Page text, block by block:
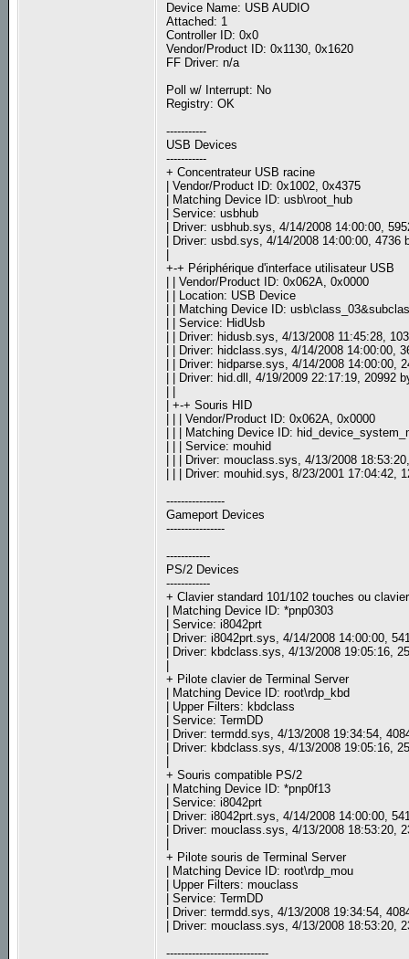
Device Name: USB AUDIO
Attached: 1
Controller ID: 0x0
Vendor/Product ID: 0x1130, 0x1620
FF Driver: n/a
Poll w/ Interrupt: No
Registry: OK
-----------
USB Devices
-----------
+ Concentrateur USB racine
| Vendor/Product ID: 0x1002, 0x4375
| Matching Device ID: usb\root_hub
| Service: usbhub
| Driver: usbhub.sys, 4/14/2008 14:00:00,
| Driver: usbd.sys, 4/14/2008 14:00:00, 4736
+-+ Périphérique d'interface utilisateur USB
| | Vendor/Product ID: 0x062A, 0x0000
| | Location: USB Device
| | Matching Device ID:
| | Service: HidUsb
| | Driver: hidusb.sys, 4/13/2008 11:45:28,
| | Driver: hidclass.sys, 4/14/2008 14:00:00,
| | Driver: hidparse.sys, 4/14/2008 14:00:00,
| | Driver: hid.dll, 4/19/2009 22:17:19, 20992
| +-+ Souris HID
| | | Vendor/Product ID: 0x062A, 0x0000
| | | Matching Device ID:
| | | Service: mouhid
| | | Driver: mouclass.sys, 4/13/2008
| | | Driver: mouhid.sys, 8/23/2001 17:04:42,
----------------
Gameport Devices
----------------
------------
PS/2 Devices
------------
+ Clavier standard 101/102 touches ou
| Matching Device ID: *pnp0303
| Service: i8042prt
| Driver: i8042prt.sys, 4/14/2008 14:00:00,
| Driver: kbdclass.sys, 4/13/2008 19:05:16,
+ Pilote clavier de Terminal Server
| Matching Device ID: root\rdp_kbd
| Upper Filters: kbdclass
| Service: TermDD
| Driver: termdd.sys, 4/13/2008 19:34:54,
| Driver: kbdclass.sys, 4/13/2008 19:05:16,
+ Souris compatible PS/2
| Matching Device ID: *pnp0f13
| Service: i8042prt
| Driver: i8042prt.sys, 4/14/2008 14:00:00,
| Driver: mouclass.sys, 4/13/2008 18:53:20,
+ Pilote souris de Terminal Server
| Matching Device ID: root\rdp_mou
| Upper Filters: mouclass
| Service: TermDD
| Driver: termdd.sys, 4/13/2008 19:34:54,
| Driver: mouclass.sys, 4/13/2008 18:53:20,
----------------------------